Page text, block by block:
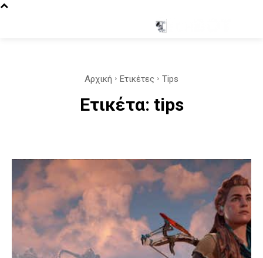
Αρχική Ετικέτες Tips
Ετικέτα: tips